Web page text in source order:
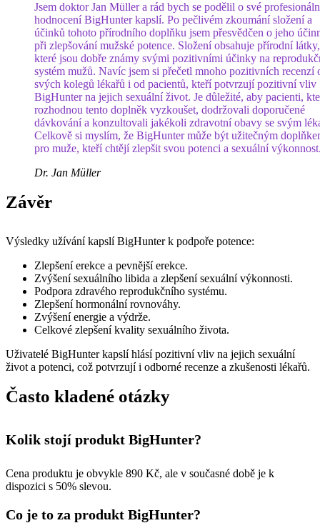
Jsem doktor Jan Müller a rád bych se podělil o své
hodnocení BigHunter kapslí. Po pečlivém zkoumání složení a
účinků tohoto přírodního doplňku jsem přesvědčen o jeho
při zlepšování mužské potence. Složení obsahuje přírodní látky,
které jsou dobře známy svými pozitivními účinky na
systém mužů. Navíc jsem si přečetl mnoho pozitivních recenzí
svých kolegů lékařů i od pacientů, kteří potvrzují pozitivní vliv
BigHunter na jejich sexuální život. Je důležité, aby pacienti,
rozhodnou tento doplněk vyzkoušet, dodržovali doporučené
dávkování a konzultovali jakékoli zdravotní obavy se svým
Celkově si myslím, že BigHunter může být užitečným
pro muže, kteří chtějí zlepšit svou potenci a sexuální
Dr. Jan Müller
Závěr
Výsledky užívání kapslí BigHunter k podpoře potence:
Zlepšení erekce a pevnější erekce.
Zvýšení sexuálního libida a zlepšení sexuální výkonnosti.
Podpora zdravého reprodukčního systému.
Zlepšení hormonální rovnováhy.
Zvýšení energie a výdrže.
Celkové zlepšení kvality sexuálního života.
Uživatelé BigHunter kapslí hlásí pozitivní vliv na jejich sexuální
život a potenci, což potvrzují i odborné recenze a zkušenosti lékařů.
Často kladené otázky
Kolik stojí produkt BigHunter?
Cena produktu je obvykle 890 Kč, ale v současné době je k
dispozici s 50% slevou.
Co je to za produkt BigHunter?